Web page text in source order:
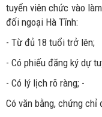
tuyển viên chức vào
đối ngoại Hà Tĩnh:
- Từ đủ 18 tuổi trở lên;
- Có phiếu đăng ký dự
- Có lý lịch rõ ràng; -
Có văn bằng, chứng